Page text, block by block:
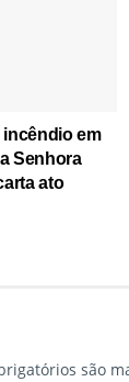
incêndio em
Senhora
ato
são